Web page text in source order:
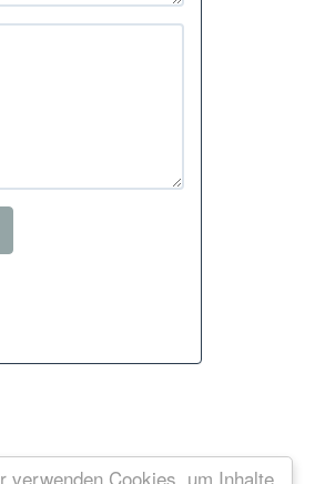
verwenden Cookies, um Inhalte